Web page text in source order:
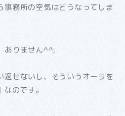
事務所の空気はどうなってしま
ありません^^;
返せないし、そういうオーラを
のです。